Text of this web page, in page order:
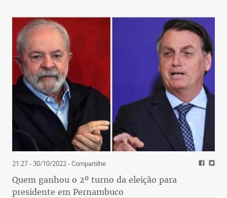
21:27 - 30/10/2022- Compartilhe
Quem ganhou o 2º turno da eleição para
presidente em Pernambuco